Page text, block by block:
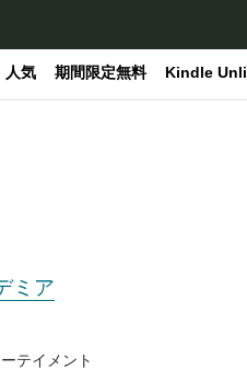
人気 期間限定無料 Kindle
ミア
テイメント